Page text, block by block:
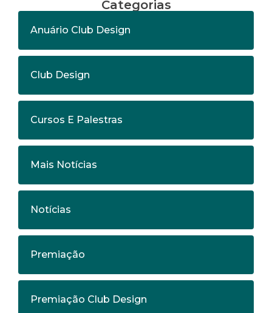
Categorias
Anuário Club Design
Club Design
Cursos E Palestras
Mais Notícias
Notícias
Premiação
Premiação Club Design